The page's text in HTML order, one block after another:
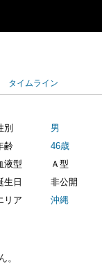
タイムライン
別
男
齢
46歳
液型
Ａ型
生日
非公開
リア
沖縄
。